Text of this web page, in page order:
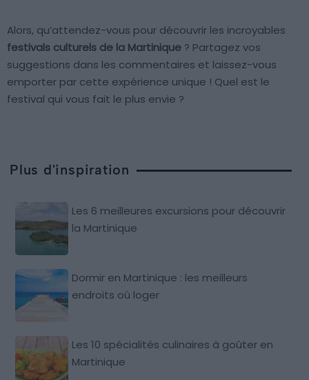
Alors, qu’attendez-vous pour découvrir les incroyables
festivals culturels de la Martinique ? Partagez vos
suggestions dans les commentaires et laissez-vous
emporter par cette expérience unique ! Quel est le
festival qui vous fait le plus envie ?
Plus d'inspiration
Les 6 meilleures excursions pour découvrir
la Martinique
Dormir en Martinique : les meilleurs
endroits où loger
Les 10 spécialités culinaires à goûter en
Martinique